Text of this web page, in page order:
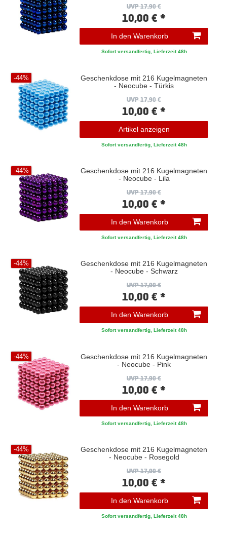
UVP 17,90 €
10,00 € *
In den Warenkorb
Sofort versandfertig, Lieferzeit 48h
-44%
Geschenkdose mit 216 Kugelmagneten
- Neocube - Türkis
UVP 17,90 €
10,00 € *
Artikel anzeigen
Sofort versandfertig, Lieferzeit 48h
-44%
Geschenkdose mit 216 Kugelmagneten
- Neocube - Lila
UVP 17,90 €
10,00 € *
In den Warenkorb
Sofort versandfertig, Lieferzeit 48h
-44%
Geschenkdose mit 216 Kugelmagneten
- Neocube - Schwarz
UVP 17,90 €
10,00 € *
In den Warenkorb
Sofort versandfertig, Lieferzeit 48h
-44%
Geschenkdose mit 216 Kugelmagneten
- Neocube - Pink
UVP 17,90 €
10,00 € *
In den Warenkorb
Sofort versandfertig, Lieferzeit 48h
-44%
Geschenkdose mit 216 Kugelmagneten
- Neocube - Rosegold
UVP 17,90 €
10,00 € *
In den Warenkorb
Sofort versandfertig, Lieferzeit 48h